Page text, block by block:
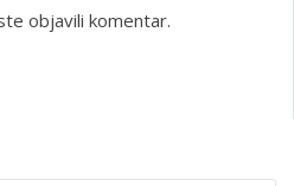
objavili komentar.